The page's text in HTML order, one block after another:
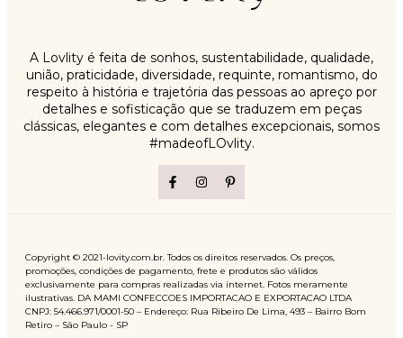
A Lovlity é feita de sonhos, sustentabilidade, qualidade,
união, praticidade, diversidade, requinte, romantismo, do
respeito à história e trajetória das pessoas ao apreço por
detalhes e sofisticação que se traduzem em peças
clássicas, elegantes e com detalhes excepcionais, somos
#madeofLOvlity.
Copyright © 2021-lovity.com.br. Todos os direitos reservados. Os preços,
promoções, condições de pagamento, frete e produtos são válidos
exclusivamente para compras realizadas via internet. Fotos meramente
ilustrativas. DA MAMI CONFECCOES IMPORTACAO E EXPORTACAO LTDA
CNPJ: 54.466.971/0001-50 – Endereço: Rua Ribeiro De Lima, 493 – Bairro Bom
Retiro – São Paulo - SP